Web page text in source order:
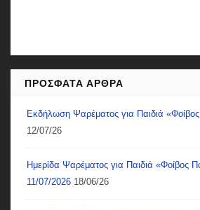
ΠΡΌΣΦΑΤΑ ΆΡΘΡΑ
Εκδήλωση Ψαρέματος για Παιδιά
12/07/26
Ημερίδα Ψαρέματος για Παιδιά «Φοίβος
11/07/2026 18/06/26